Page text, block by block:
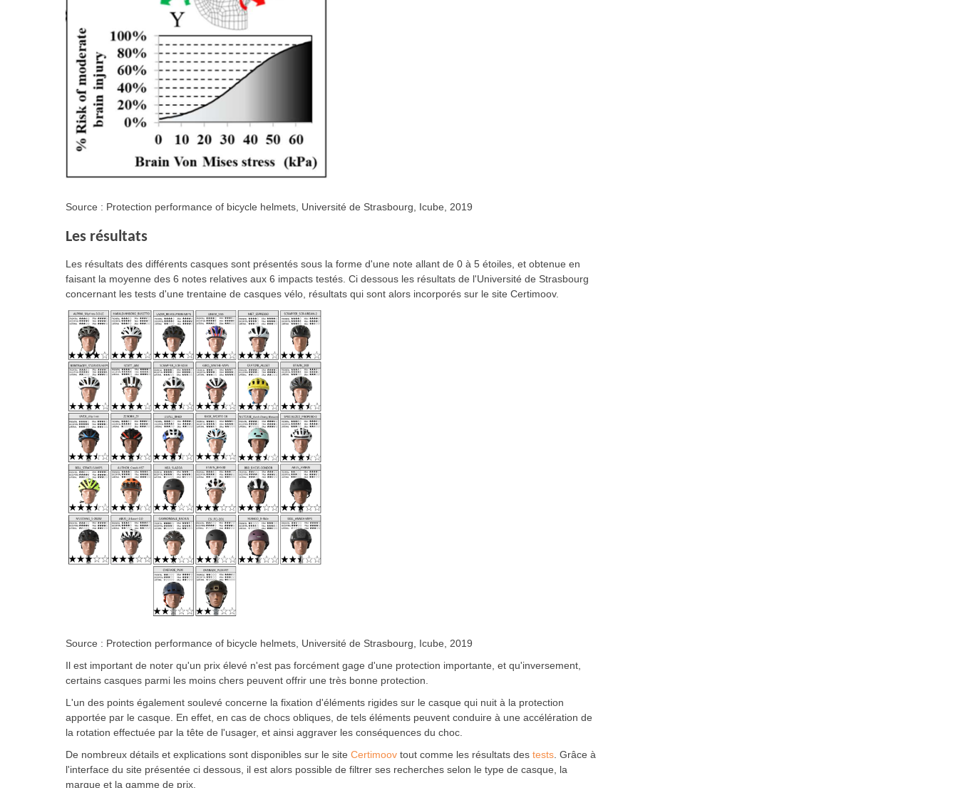
Source : Protection performance of bicycle helmets, Université de Strasbourg, Icube, 2019
Les résultats
Les résultats des différents casques sont présentés sous la forme d'une note allant de 0 à 5 étoiles, et obtenue en
faisant la moyenne des 6 notes relatives aux 6 impacts testés. Ci dessous les résultats de l'Université de Strasbourg
concernant les tests d'une trentaine de casques vélo, résultats qui sont alors incorporés sur le site Certimoov.
Source : Protection performance of bicycle helmets, Université de Strasbourg, Icube, 2019
Il est important de noter qu'un prix élevé n'est pas forcément gage d'une protection importante, et qu'inversement,
certains casques parmi les moins chers peuvent offrir une très bonne protection.
L'un des points également soulevé concerne la fixation d'éléments rigides sur le casque qui nuit à la protection
apportée par le casque. En effet, en cas de chocs obliques, de tels éléments peuvent conduire à une accélération de
la rotation effectuée par la tête de l'usager, et ainsi aggraver les conséquences du choc.
De nombreux détails et explications sont disponibles sur le site Certimoov tout comme les résultats des tests . Grâce à
l'interface du site présentée ci dessous, il est alors possible de filtrer ses recherches selon le type de casque, la
marque et la gamme de prix.